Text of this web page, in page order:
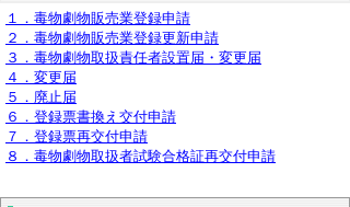
１．毒物劇物販売業登録申請
２．毒物劇物販売業登録更新申請
３．毒物劇物取扱責任者設置届・変更届
４．変更届
５．廃止届
６．登録票書換え交付申請
７．登録票再交付申請
８．毒物劇物取扱者試験合格証再交付申請